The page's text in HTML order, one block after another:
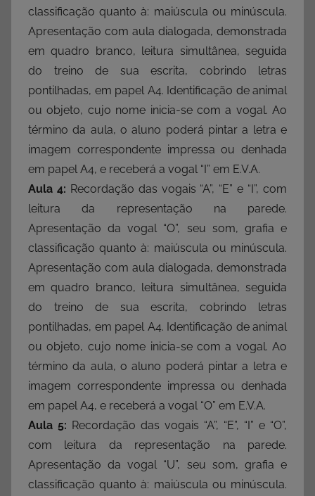
classificação quanto à: maiúscula ou minúscula.
Apresentação com aula dialogada, demonstrada
em quadro branco, leitura simultânea, seguida
do treino de sua escrita, cobrindo letras
pontilhadas, em papel A4. Identificação de animal
ou objeto, cujo nome inicia-se com a vogal. Ao
término da aula, o aluno poderá pintar a letra e
imagem correspondente impressa ou denhada
em papel A4, e receberá a vogal “I” em E.V.A.
Aula 4: Recordação das vogais “A”, “E” e “I”, com
leitura da representação na parede.
Apresentação da vogal “O”, seu som, grafia e
classificação quanto à: maiúscula ou minúscula.
Apresentação com aula dialogada, demonstrada
em quadro branco, leitura simultânea, seguida
do treino de sua escrita, cobrindo letras
pontilhadas, em papel A4. Identificação de animal
ou objeto, cujo nome inicia-se com a vogal. Ao
término da aula, o aluno poderá pintar a letra e
imagem correspondente impressa ou denhada
em papel A4, e receberá a vogal “O” em E.V.A.
Aula 5: Recordação das vogais “A”, “E”, “I” e “O”,
com leitura da representação na parede.
Apresentação da vogal “U”, seu som, grafia e
classificação quanto à: maiúscula ou minúscula.